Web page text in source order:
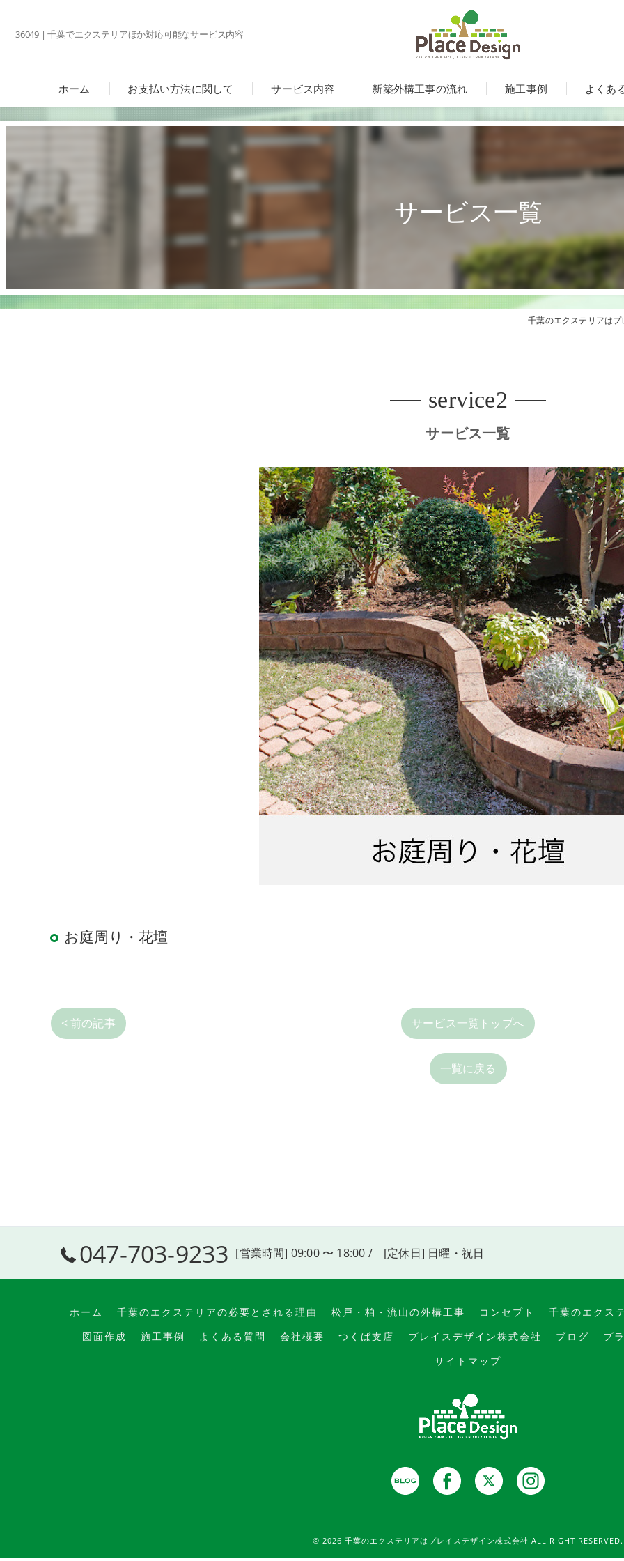
36049 | 千葉でエクステリアほか対応可能なサービス内容
ホーム お支払い方法に関して サービス内容
カーポート
ガーデンルーム・テラス・サンルーム
新築外構工事の流れ 施工事例 よくあ
サービス一覧
千葉のエクステリアは
サービス一覧
service2
お庭周り・花壇
< 前の記事 サービス一覧トップへ
一覧に戻る
047-703-9233 [営業時間] 09:00 〜 18:00 / [定休日] 日曜・祝日
ホーム 千葉のエクステリアの必要とされる理由 松戸・柏・流山の外構工事 コンセプト 千葉のエクス
図面作成
施工事例 よくある質問 会社概要 つくば支店 プレイスデザイン株式会社 ブログ プ
サイトマップ
© 2026 千葉のエクステリアはプレイスデザイン株式会社 ALL RIGHT RESERVED.